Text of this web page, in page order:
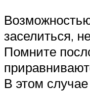
заселиться,
Помните
В этом